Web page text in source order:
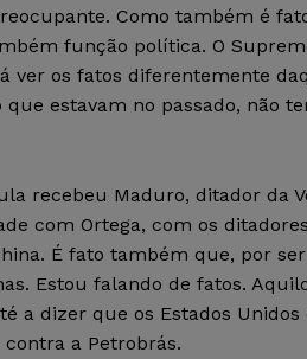
Como também é
função política. O
ver os fatos diferentemente
estavam no passado, não
recebeu Maduro, ditador da
com Ortega, com os
É fato também que, por
Estou falando de fatos.
a dizer que os Estados
a Petrobrás.